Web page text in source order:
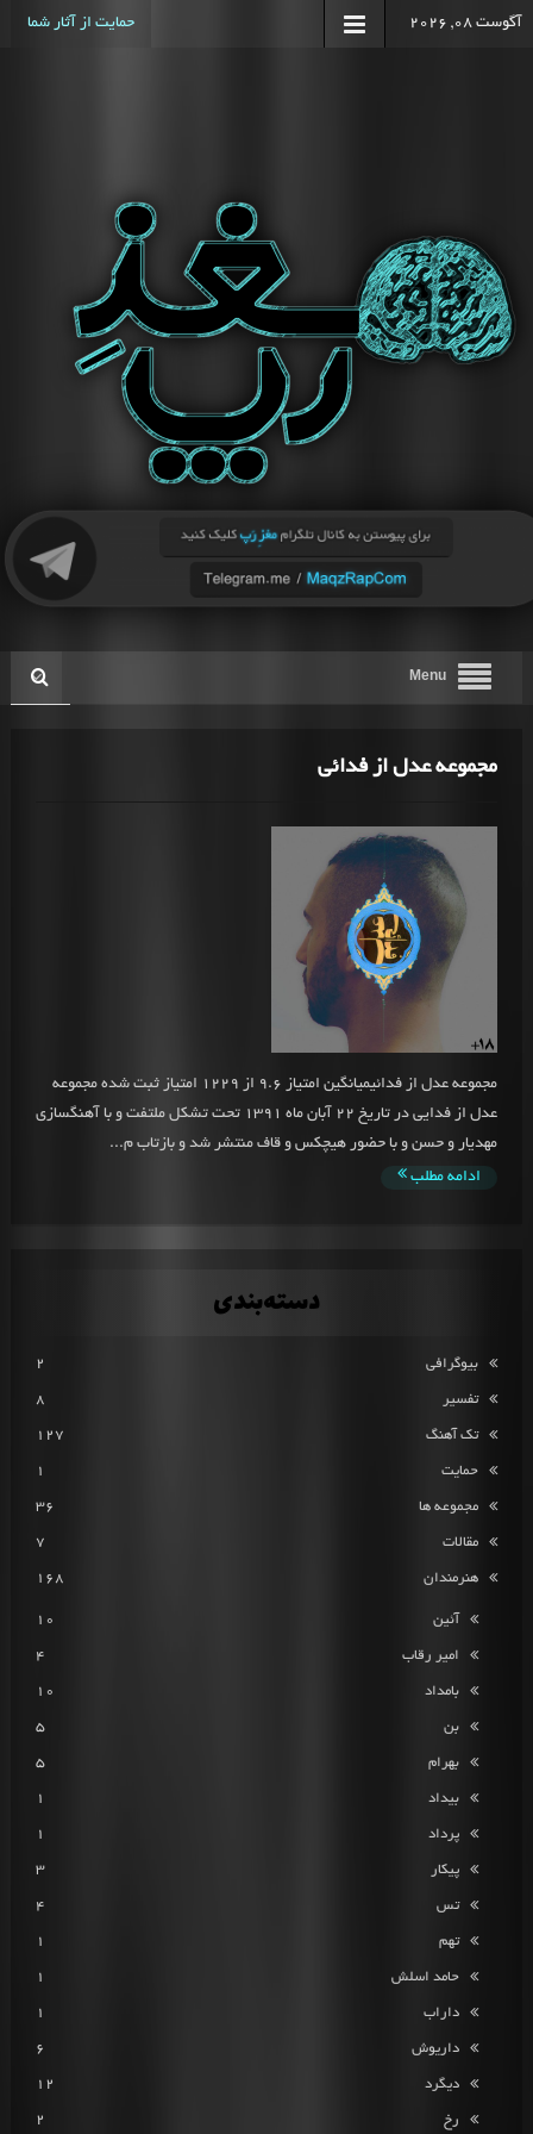
آگوست 08, 2026 حمایت از آثار شما
Menu
مجموعه عدل از فدائی
مجموعه عدل از فدائیمیانگین امتیاز 9.6 از 1229 امتیاز ثبت شده مجموعه
عدل از فدایی در تاریخ 22 آبان ماه ۱۳۹۱ تحت تشکل ملتفت و با آهنگسازی
مهدیار و حسن و با حضور هیچکس و قاف منتشر شد و بازتاب م...
ادامه مطلب
دسته‌بندی
بیوگرافی 2
تفسیر 8
تک آهنگ 127
حمایت 1
مجموعه ها 36
مقالات 7
هنرمندان 168
آئین 10
امیر رقاب 4
بامداد 10
بن 5
بهرام 5
بیداد 1
پرداد 1
پیکار 3
تس 4
تهم 1
حامد اسلش 1
داراب 1
داریوش 6
دیگرد 12
رخ 2